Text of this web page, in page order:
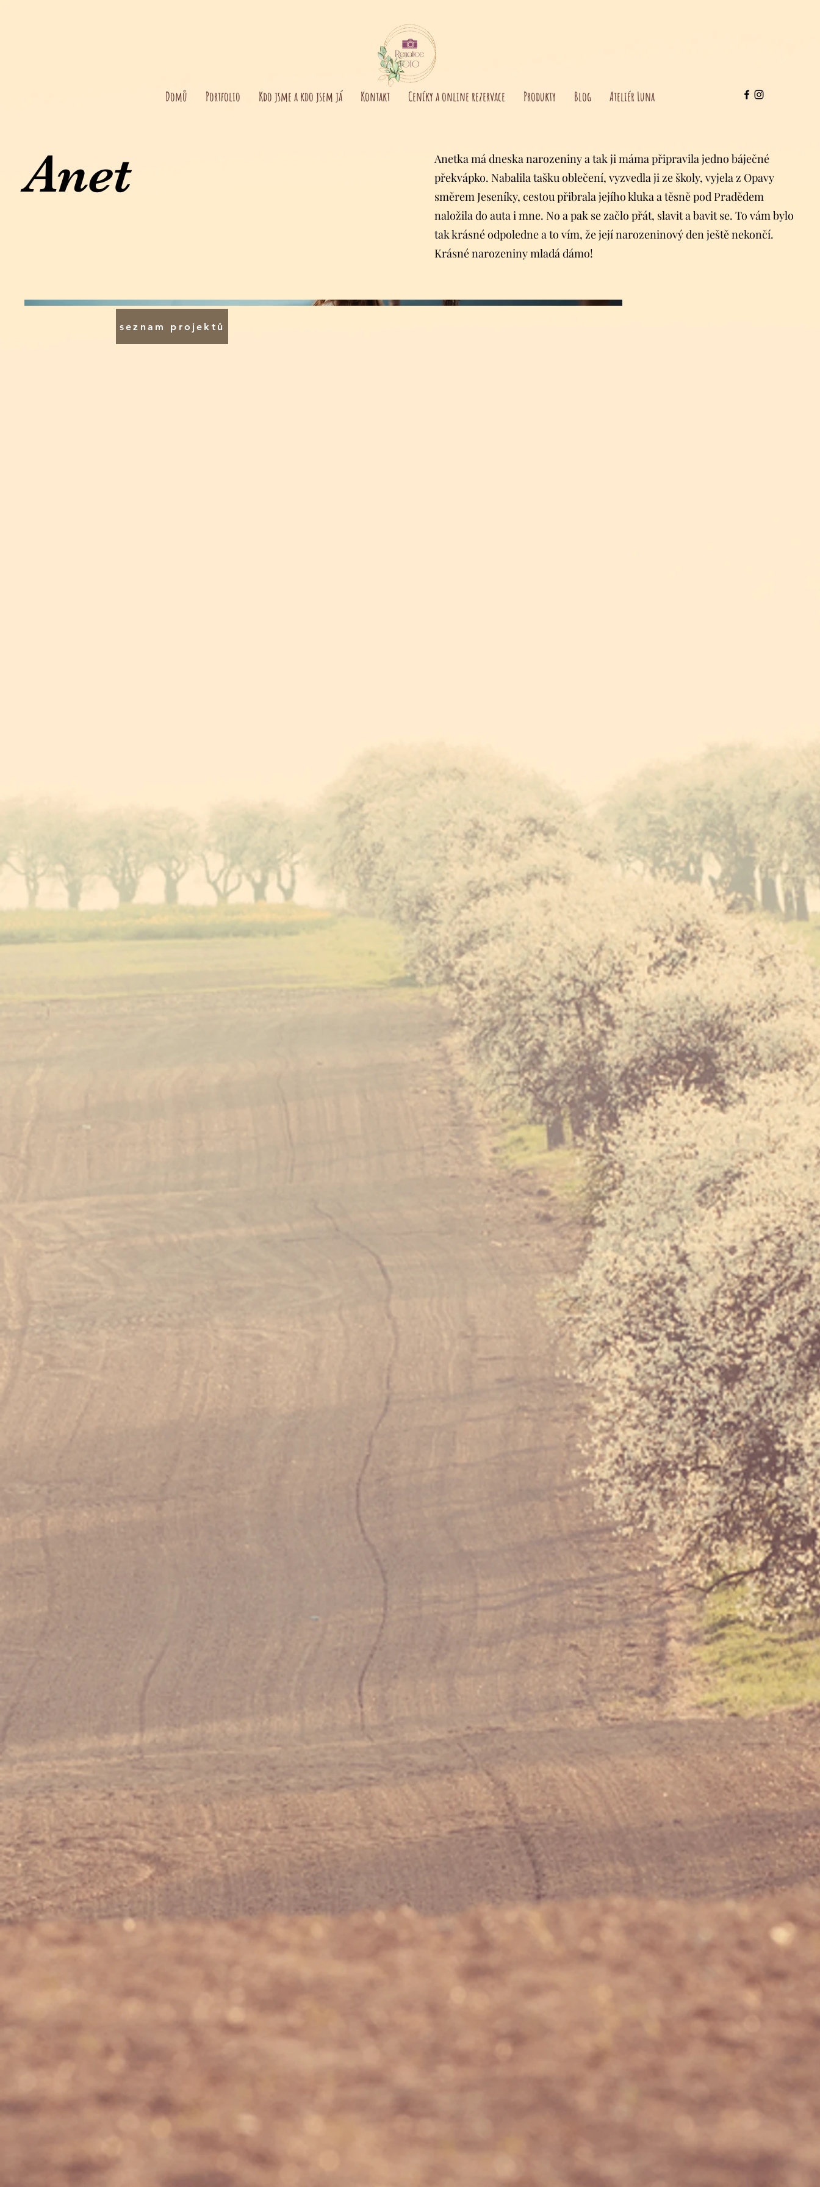
Domů Portfolio Kdo jsme a kdo jsem já Kontakt Ceníky a online rezervace Produkty Blog Ateliér Luna
Anet
Anetka má dneska narozeniny a tak ji máma připravila jedno báječné
překvápko. Nabalila tašku oblečení, vyzvedla ji ze školy, vyjela z Opavy
směrem Jeseníky, cestou přibrala jejího kluka a těsně pod Pradědem
naložila do auta i mne. No a pak se začlo přát, slavit a bavit se. To vám bylo
tak krásné odpoledne a to vím, že její narozeninový den ještě nekončí.
Krásné narozeniny mladá dámo!
seznam projektů